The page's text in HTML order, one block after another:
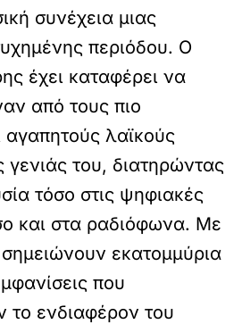
συνέχεια μιας
περιόδου. Ο
έχει καταφέρει να
από τους πιο
αγαπητούς λαϊκούς
γενιάς του, διατηρώντας
τόσο στις ψηφιακές
και στα ραδιόφωνα. Με
εκατομμύρια
που
το ενδιαφέρον του